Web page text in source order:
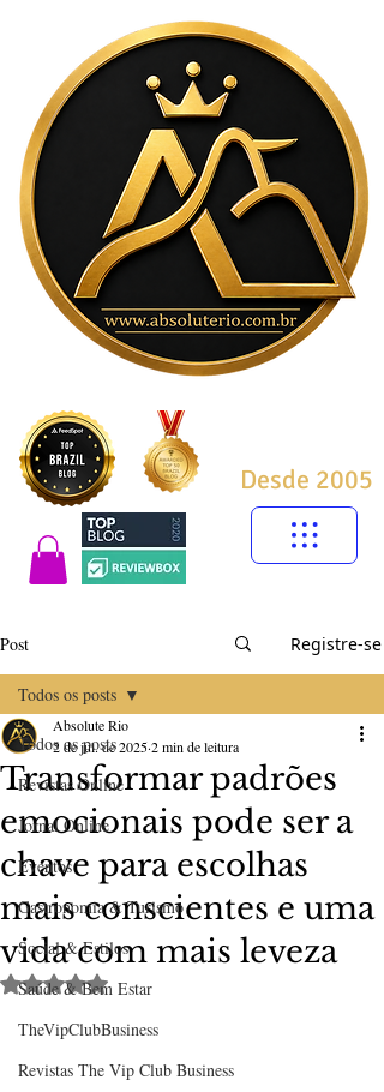
Desde 2005
Post Registre-se
Todos os posts
Revistas Online
Jornal Online
Eventos
Gastronomia & Turismo
Social & Estilos
Saúde & Bem Estar
TheVipClubBusiness
Revistas The Vip Club Business
Todos os posts
Transformar padrões
emocionais pode ser a
chave para escolhas
mais conscientes e uma
vida com mais leveza
Absolute Rio
2 de jul. de 20252 min de leitura
Avaliado com NaN de 5 estrelas.